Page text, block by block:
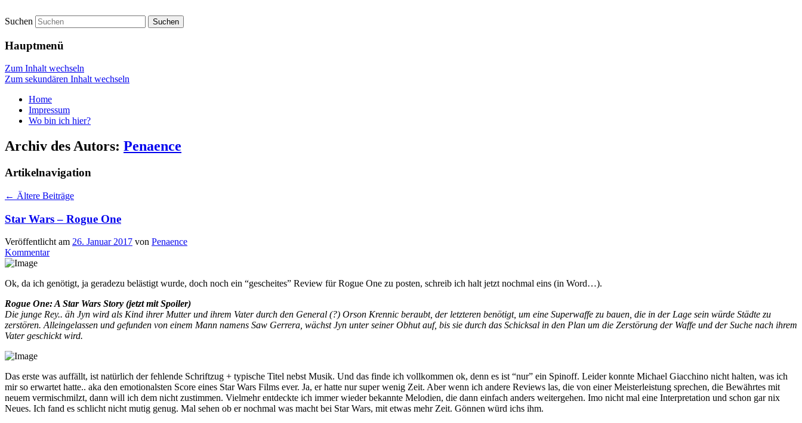
vidgames.de
Suchen
Hauptmenü
Zum Inhalt wechseln
Zum sekundären Inhalt wechseln
Home
Impressum
Wo bin ich hier?
Archiv des Autors: Penaence
Artikelnavigation
← Ältere Beiträge
Star Wars – Rogue One
Veröffentlicht am 26. Januar 2017 von Penaence
Kommentar
Ok, da ich genötigt, ja geradezu belästigt wurde, doch noch ein “gescheites” Review für Rogue One zu posten, schreib ich halt jetzt nochmal eins (in Word…).
Rogue One: A Star Wars Story (jetzt mit Spoiler)
Die junge Rey.. äh Jyn wird als Kind ihrer Mutter und ihrem Vater durch den General (?) Orson Krennic beraubt, der letzteren benötigt, um eine Superwaffe zu bauen, die in der Lage sein würde Städte zu
zerstören. Alleingelassen und gefunden von einem Mann namens Saw Gerrera, wächst Jyn unter seiner Obhut auf, bis sie durch das Schicksal in den Plan um die Zerstörung der Waffe und der Suche nach ihrem
Vater geschickt wird.
Das erste was auffällt, ist natürlich der fehlende Schriftzug + typische Titel nebst Musik. Und das finde ich vollkommen ok, denn es ist “nur” ein Spinoff. Leider konnte Michael Giacchino nicht halten, was ich
mir so erwartet hatte.. aka den emotionalsten Score eines Star Wars Films ever. Ja, er hatte nur super wenig Zeit. Aber wenn ich andere Reviews las, die von einer Meisterleistung sprechen, die Bewährtes mit
neuem vermischmilzt, dann will ich dem nicht zustimmen. Vielmehr entdeckte ich immer wieder bekannte Melodien, die dann einfach anders weitergehen. Imo nicht mal eine Interpretation und schon gar nix
Neues. Ich fand es schlicht nicht mutig genug. Mal sehen ob er nochmal was macht bei Star Wars, mit etwas mehr Zeit. Gönnen würd ichs ihm.